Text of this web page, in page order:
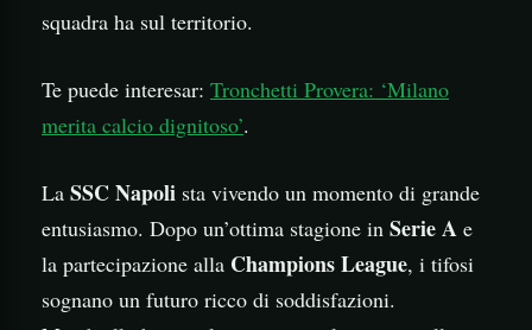
squadra ha sul territorio.
Te puede interesar: Tronchetti Provera: ‘Milano
merita calcio dignitoso’.
La SSC Napoli sta vivendo un momento di grande
entusiasmo. Dopo un’ottima stagione in Serie A e
la partecipazione alla Champions League, i tifosi
sognano un futuro ricco di soddisfazioni.